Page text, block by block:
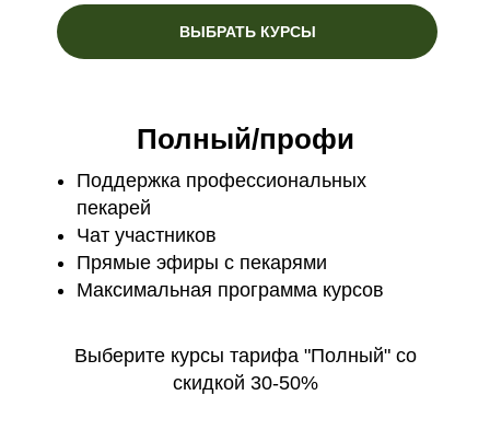
ВЫБРАТЬ КУРСЫ
Полный/профи
Поддержка профессиональных
пекарей
Чат участников
Прямые эфиры с пекарями
Максимальная программа курсов
Выберите курсы тарифа "Полный" со
скидкой 30-50%